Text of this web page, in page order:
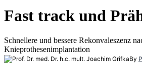
Fast track und
Schnellere und bessere Rekonvaleszenz
Knieprothesenimplantation
By